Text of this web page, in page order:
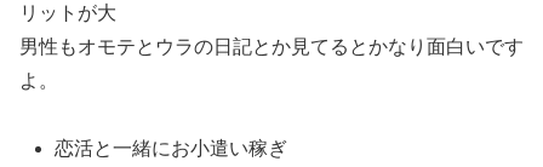
リットが大
男性もオモテとウラの日記とか見てるとかなり面白いです
よ。
恋活と一緒にお小遣い稼ぎ